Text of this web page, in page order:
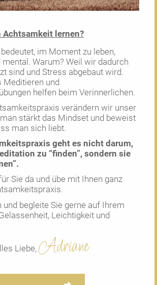
Achtsamkeit lernen?
im Moment zu leben,
Warum? Weil wir dadurch
sind und Stress abgebaut wird.
Meditieren und
helfen beim Verinnerlichen.
verändern wir unser
stärkt das Mindset und beweist
man sich liebt.
geht es nicht darum,
zu “finden”, sondern sie
Sie da und übe mit Ihnen ganz
begleite Sie gerne auf Ihrem
Leichtigkeit und
Liebe,Adriane